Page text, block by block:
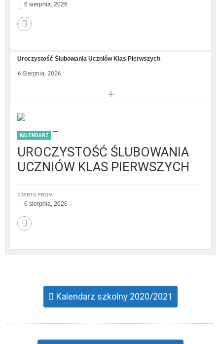
6 sierpnia, 2026
Uroczystość Ślubowania Uczniów Klas Pierwszych
6 Sierpnia, 2026
+
KALENDARZ
UROCZYSTOŚĆ ŚLUBOWANIA
UCZNIÓW KLAS PIERWSZYCH
STARTS FROM
6 sierpnia, 2026
Kalendarz szkolny 2020/2021